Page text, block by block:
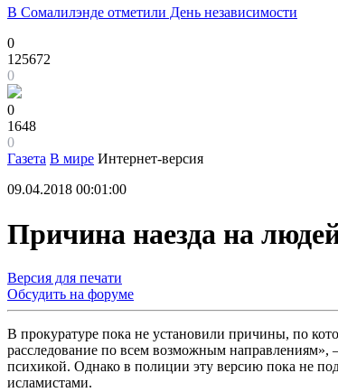
В Сомалилэнде отметили День независимости
0
125672
0
0
1648
0
Газета В мире Интернет-версия
09.04.2018 00:01:00
Причина наезда на
Версия для печати
Обсудить на форуме
В прокуратуре пока не установили причины, по
расследование по всем возможным
психикой. Однако в полиции эту версию пока не
исламистами.